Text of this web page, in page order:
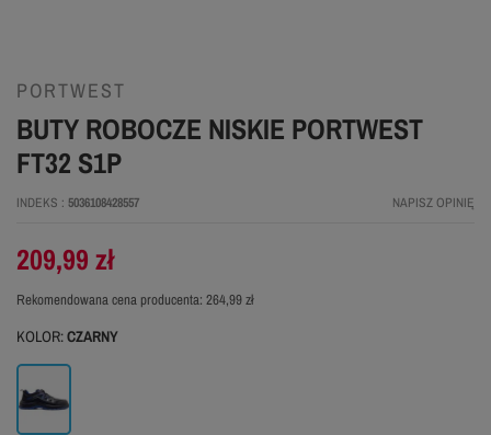
PORTWEST
BUTY ROBOCZE NISKIE PORTWEST
FT32 S1P
INDEKS 5036108428557 NAPISZ OPINIĘ
Rekomendowana cena producenta: 264,99 zł
209,99 zł
KOLOR:CZARNY